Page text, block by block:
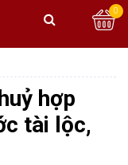
0
hợp
tài lộc,